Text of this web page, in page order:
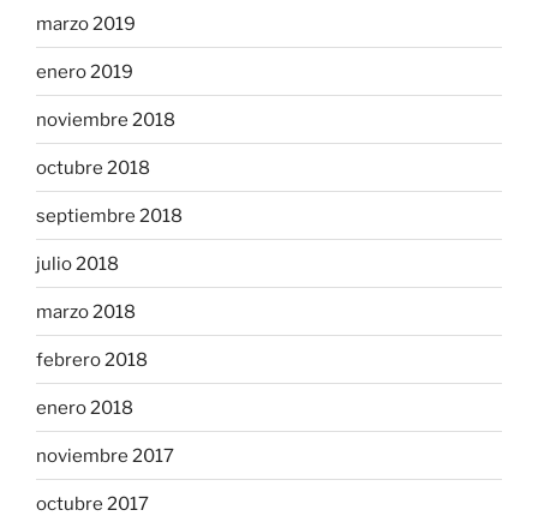
marzo 2019
enero 2019
noviembre 2018
octubre 2018
septiembre 2018
julio 2018
marzo 2018
febrero 2018
enero 2018
noviembre 2017
octubre 2017